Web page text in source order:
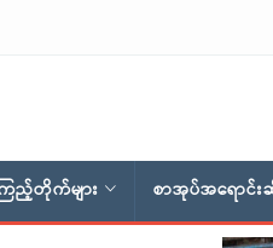
ြည့်တိုက်များ စာအုပ်အရောင်